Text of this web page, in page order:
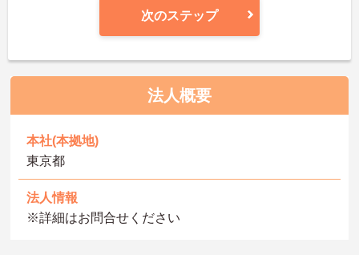
次のステップ
法人概要
本社(本拠地)
東京都
法人情報
※詳細はお問合せください